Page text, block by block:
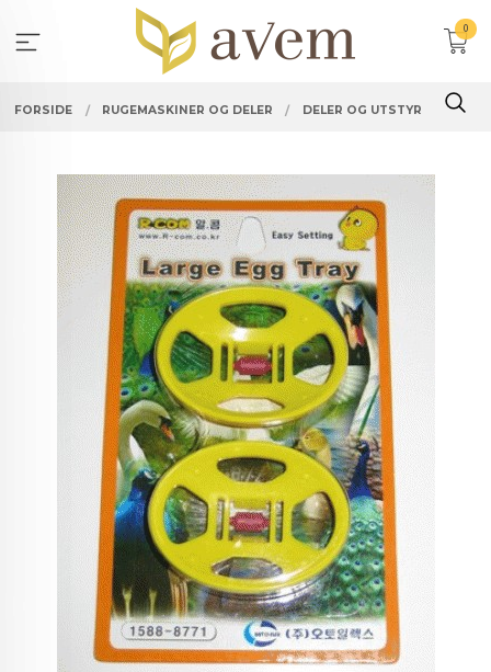
innholdet
0
FORSIDE RUGEMASKINER OG DELER DELER OG UTSTYR